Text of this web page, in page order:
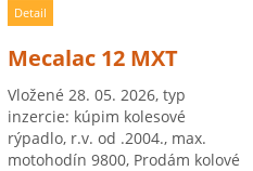
Detail
Mecalac 12 MXT
Vložené 28. 05. 2026, typ
inzercie: kúpim kolesové
rýpadlo, r.v. od .2004., max.
motohodín 9800, Prodám kolové